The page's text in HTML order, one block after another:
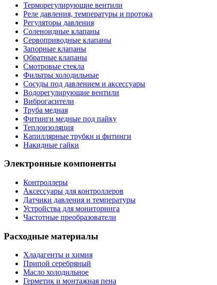
Терморегулирующие вентили
Реле давления, температуры и протока
Регуляторы давления
Соленоидные клапаны
Сервоприводные клапаны
Запорные клапаны
Обратные клапаны
Смотровые стекла
Фильтры холодильные
Сосуды под давлением и аксессуары
Водорегулирующие вентили
Виброгасители
Труба медная
Фитинги медные под пайку
Теплоизоляция
Капиллярные трубки и фитинги
Накидные гайки
Электронные компоненты
Контроллеры
Аксессуары для контроллеров
Датчики давления и температуры
Устройства для мониторинга
Частотные преобразователи
Расходные материалы
Хладагенты и химия
Припой серебряный
Масло холодильное
Герметик и монтажная пена